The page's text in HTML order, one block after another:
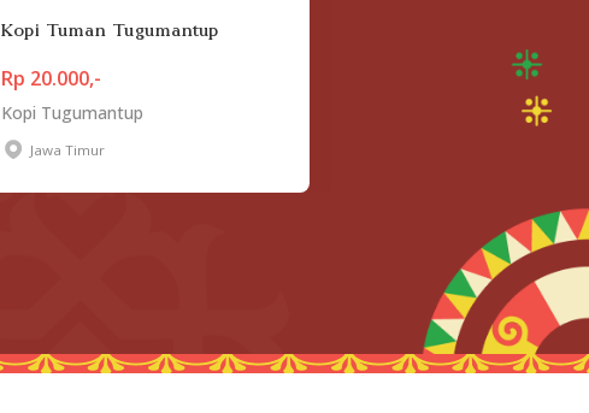
Kopi Tuman Tugumantup
Rp 20.000,-
Kopi Tugumantup
Jawa Timur